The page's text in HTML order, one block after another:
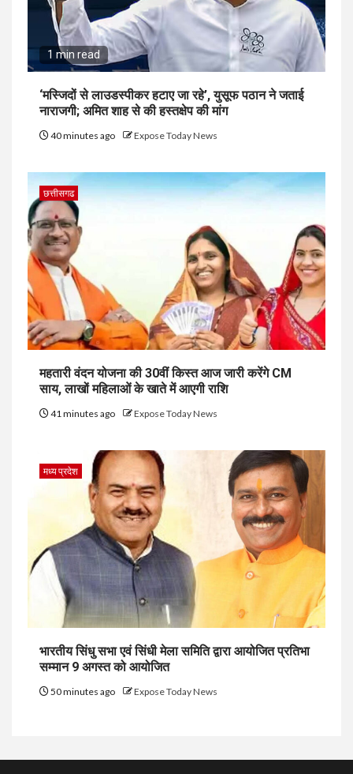
1 min read
‘मस्जिदों से लाउडस्पीकर हटाए जा रहे’, युसूफ पठान ने जताई
नाराजगी; अमित शाह से की हस्तक्षेप की मांग
40 minutes ago Expose Today News
छत्तीसगढ
महतारी वंदन योजना की 30वीं किस्त आज जारी करेंगे CM
साय, लाखों महिलाओं के खाते में आएगी राशि
41 minutes ago Expose Today News
मध्य प्रदेश
भारतीय सिंधु सभा एवं सिंधी मेला समिति द्वारा आयोजित प्रतिभा
सम्मान 9 अगस्त को आयोजित
50 minutes ago Expose Today News